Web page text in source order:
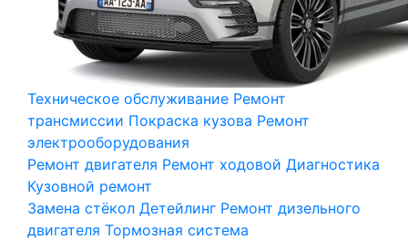
Техническое обслуживание Ремонт
трансмиссии Покраска кузова Ремонт
электрооборудования
Ремонт двигателя Ремонт ходовой Диагностика
Кузовной ремонт
Замена стёкол Детейлинг Ремонт дизельного
двигателя Тормозная система